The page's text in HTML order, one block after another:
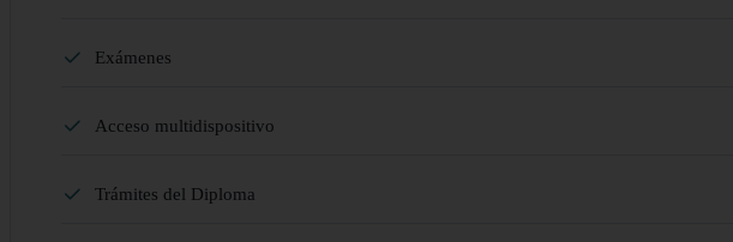
Exámenes
Acceso multidispositivo
Trámites del Diploma